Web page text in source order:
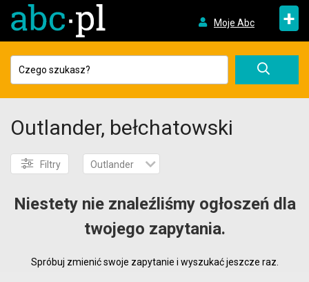
Moje Abc +
Outlander, bełchatowski
Filtry Outlander
Niestety nie znaleźliśmy ogłoszeń dla
twojego zapytania.
Spróbuj zmienić swoje zapytanie i wyszukać jeszcze raz.